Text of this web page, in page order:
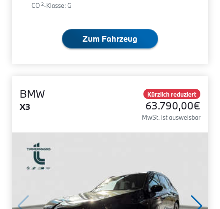
CO 2-Klasse: G
Zum Fahrzeug
BMW
X3
Kürzlich reduziert
63.790,00€
MwSt. ist ausweisbar